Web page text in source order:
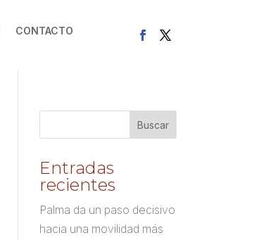
CONTACTO
Entradas
recientes
Palma da un paso decisivo
hacia una movilidad más